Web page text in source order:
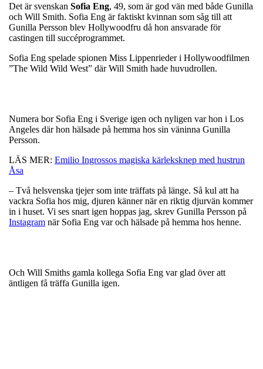
Det är svenskan Sofia Eng, 49, som är god vän med både Gunilla
och Will Smith. Sofia Eng är faktiskt kvinnan som såg till att
Gunilla Persson blev Hollywoodfru då hon ansvarade för
castingen till succéprogrammet.
Sofia Eng spelade spionen Miss Lippenrieder i Hollywoodfilmen
”The Wild Wild West” där Will Smith hade huvudrollen.
Numera bor Sofia Eng i Sverige igen och nyligen var hon i Los
Angeles där hon hälsade på hemma hos sin väninna Gunilla
Persson.
LÄS MER: Emilio Ingrossos magiska kärleksknep med hustrun
Åsa
– Två helsvenska tjejer som inte träffats på länge. Så kul att ha
vackra Sofia hos mig, djuren känner när en riktig djurvän kommer
in i huset. Vi ses snart igen hoppas jag, skrev Gunilla Persson på
Instagram när Sofia Eng var och hälsade på hemma hos henne.
Och Will Smiths gamla kollega Sofia Eng var glad över att
äntligen få träffa Gunilla igen.